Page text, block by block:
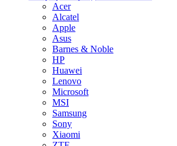
Acer
Alcatel
Apple
Asus
Barnes & Noble
HP
Huawei
Lenovo
Microsoft
MSI
Samsung
Sony
Xiaomi